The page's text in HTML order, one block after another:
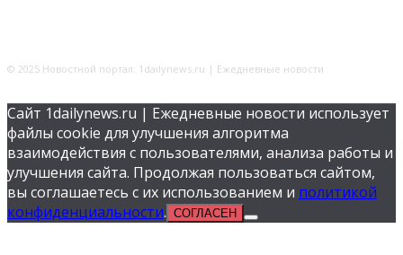
© 2025 Новостной портал: 1dailynews.ru | Ежедневные новости
Сайт 1dailynews.ru | Ежедневные новости использует
файлы cookie для улучшения алгоритма
взаимодействия с пользователями, анализа работы и
улучшения сайта. Продолжая пользоваться сайтом,
вы соглашаетесь с их использованием и политикой
конфиденциальности. СОГЛАСЕН